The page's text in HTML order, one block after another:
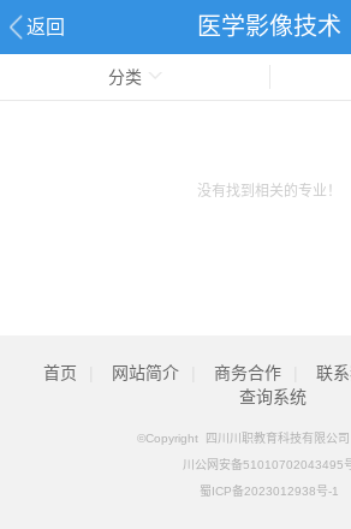
返回 医学影像技术
分类
没有找到相关的专业！
首页 网站简介 商务合作 联
查询系统
©Copyright 四川川职教育科技有限公司
川公网安备51010702043495
蜀ICP备2023012938号-1